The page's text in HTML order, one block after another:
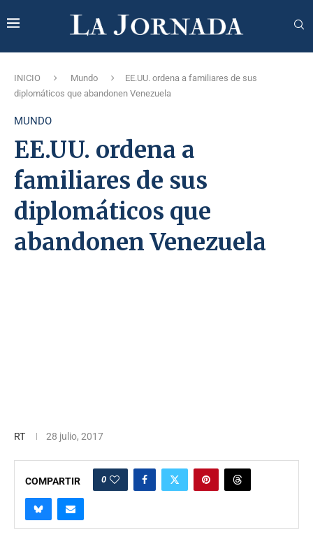
INICIO Mundo
EE.UU. ordena a familiares de sus
diplomáticos que abandonen Venezuela
MUNDO
EE.UU. ordena a
familiares de sus
diplomáticos que
abandonen Venezuela
RT 28 julio, 2017
COMPARTIR 0